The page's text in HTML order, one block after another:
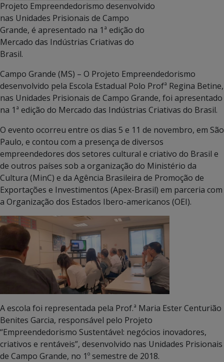
Projeto Empreendedorismo desenvolvido
nas Unidades Prisionais de Campo
Grande, é apresentado na 1ª edição do
Mercado das Indústrias Criativas do
Brasil.
Campo Grande (MS) – O Projeto Empreendedorismo
desenvolvido pela Escola Estadual Polo Profª Regina Betine,
nas Unidades Prisionais de Campo Grande, foi apresentado
na 1ª edição do Mercado das Indústrias Criativas do Brasil.
O evento ocorreu entre os dias 5 e 11 de novembro, em São
Paulo, e contou com a presença de diversos
empreendedores dos setores cultural e criativo do Brasil e
de outros países sob a organização do Ministério da
Cultura (MinC) e da Agência Brasileira de Promoção de
Exportações e Investimentos (Apex-Brasil) em parceria com
a Organização dos Estados Ibero-americanos (OEI).
A escola foi representada pela Prof.ª Maria Ester Centurião
Benites Garcia, responsável pelo Projeto
“Empreendedorismo Sustentável: negócios inovadores,
criativos e rentáveis”, desenvolvido nas Unidades Prisionais
de Campo Grande, no 1º semestre de 2018.